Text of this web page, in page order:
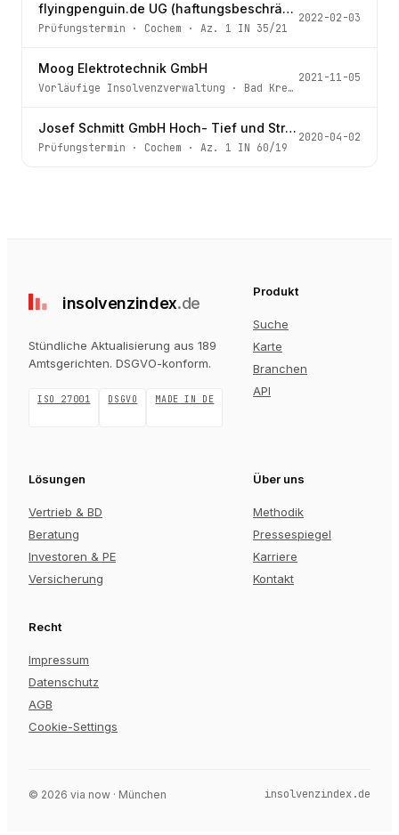
flyingpenguin.de UG (haftungsbeschränkt)
Prüfungstermin · Cochem · Az. 1 IN 35/21
2022-02-03
Moog Elektrotechnik GmbH
Vorläufige Insolvenzverwaltung · Bad Kreuznach
2021-11-05
Josef Schmitt GmbH Hoch- Tief und Straßenbau
Prüfungstermin · Cochem · Az. 1 IN 60/19
2020-04-02
insolvenzindex.de
Stündliche Aktualisierung aus 189
Amtsgerichten. DSGVO-konform.
ISO 27001 DSGVO MADE IN DE
Produkt
Suche
Karte
Branchen
API
Lösungen
Vertrieb & BD
Beratung
Investoren & PE
Versicherung
Über uns
Methodik
Pressespiegel
Karriere
Kontakt
Recht
Impressum
Datenschutz
AGB
Cookie-Settings
© 2026 via now · München insolvenzindex.de